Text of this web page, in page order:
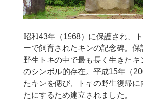
昭和43年（1968）に保護され、
ーで飼育されたキンの記念碑。保
野生トキの中で最も長く生きたキ
のシンボル的存在。平成15年（
たキンを偲び、トキの野生復帰に
たにするため建立されました。